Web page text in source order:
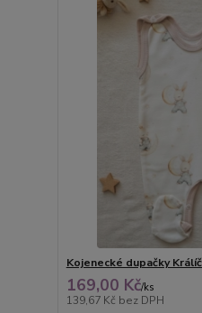
Kojenecké dupačky
169,00 Kč/ks
139,67 Kč bez DPH